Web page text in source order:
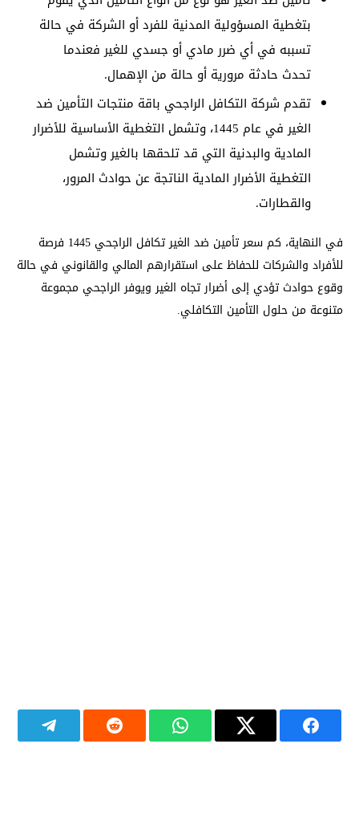
بتغطية المسؤولية المدنية للفرد أو الشركة في حالة
تسببه في أي ضرر مادي أو جسدي للغير فعندما
تحدث حادثة مرورية أو حالة من الإهمال.
تقدم شركة التكافل الراجحي باقة منتجات التأمين ضد
الغير في عام 1445، وتشمل التغطية الأساسية للأضرار
المادية والبدنية التي قد تلحقها بالغير وتشمل
التغطية الأضرار المادية الناتجة عن حوادث المرور،
والقطارات.
في النهاية، كم سعر تأمين ضد الغير تكافل الراجحي 1445 فرصة
للأفراد والشركات للحفاظ على استقرارهم المالي والقانوني في حالة
وقوع حوادث تؤدي إلى أضرار تجاه الغير ويوفر الراجحي مجموعة
متنوعة من حلول التأمين التكافلي.